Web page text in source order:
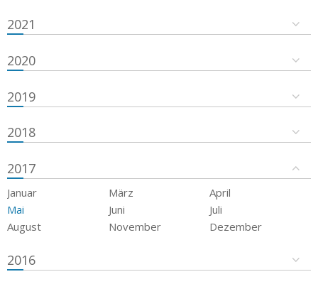
2021
2020
2019
2018
2017
Januar März
April
Mai
Juni
Juli
August
November Dezember
2016